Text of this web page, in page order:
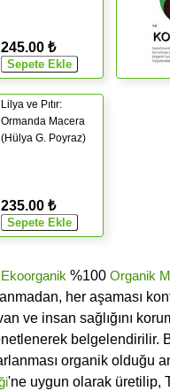
245.00 ₺
Lilya ve Pıtır:
Ormanda Macera
(Hülya G. Poyraz)
235.00 ₺
Ekoorganik %100 Organik
her aşaması
ve insan sağlığını
belgelendirilir.
organik olduğu
'ne uygun olarak üretilip,